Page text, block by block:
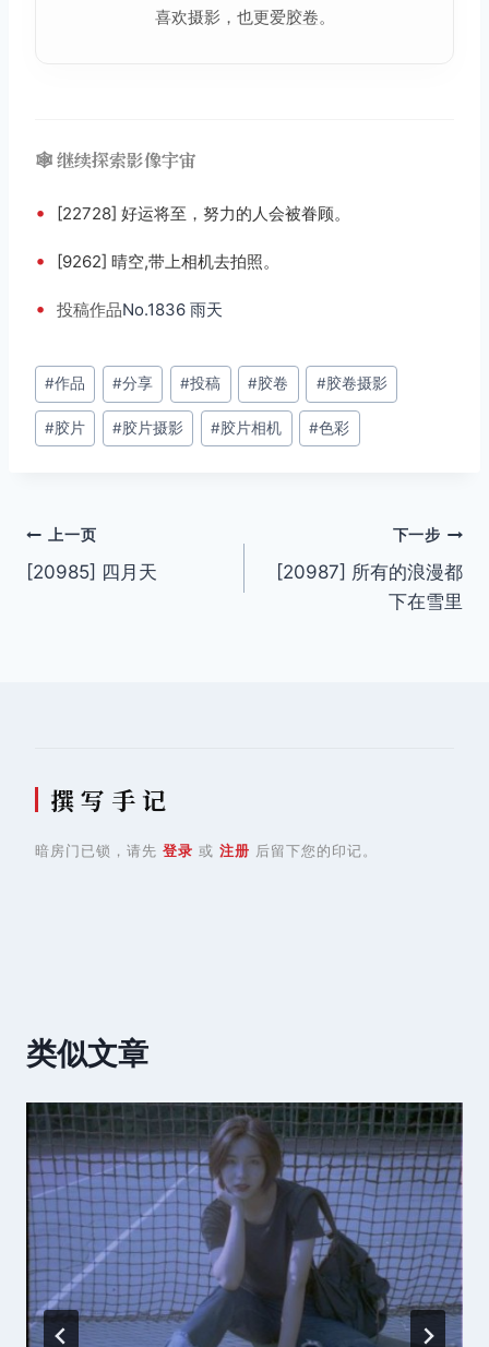
喜欢摄影，也更爱胶卷。
🕸️ 继续探索影像宇宙
• [22728] 好运将至，努力的人会被眷顾。
• [9262] 晴空,带上相机去拍照。
• 投稿作品No.1836 雨天
文
章
标
#作品 #分享 #投稿 #胶卷 #胶卷摄影
#胶片 #胶片摄影 #胶片相机 #色彩
文
章
上一页
[20985] 四月天
下一步
[20987] 所有的浪漫都
下在雪里
撰 写 手 记
暗房门已锁，请先 登录 或 注册 后留下您的印记。
类似文章